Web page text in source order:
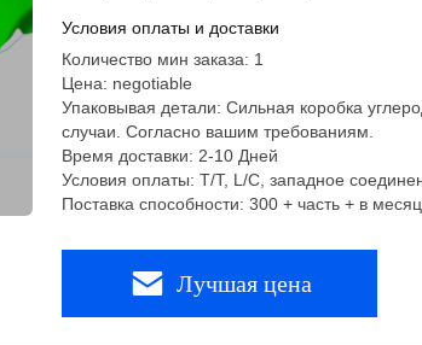
Условия оплаты и доставки
Количество мин заказа: 1
Цена: negotiable
Упаковывая детали: Сильная коробка
случаи. Согласно вашим требованиям.
Время доставки: 2-10 Дней
Условия оплаты: T/T, L/C, западное
Поставка способности: 300 + часть + в
Лучшая цена